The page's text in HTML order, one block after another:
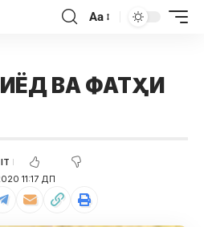
Aa
ВА ФАТҲИ
11:17 ДП